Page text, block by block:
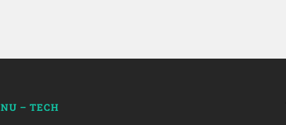
NU – TECH